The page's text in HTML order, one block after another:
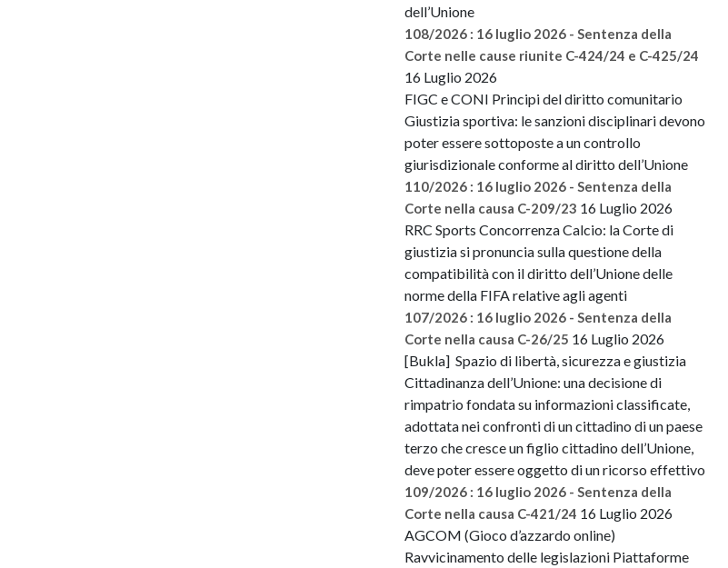
dell’Unione
108/2026 : 16 luglio 2026 - Sentenza della
Corte nelle cause riunite C-424/24 e C-425/24
16 Luglio 2026
FIGC e CONI Principi del diritto comunitario
Giustizia sportiva: le sanzioni disciplinari devono
poter essere sottoposte a un controllo
giurisdizionale conforme al diritto dell’Unione
110/2026 : 16 luglio 2026 - Sentenza della
Corte nella causa C-209/23 16 Luglio 2026
RRC Sports Concorrenza Calcio: la Corte di
giustizia si pronuncia sulla questione della
compatibilità con il diritto dell’Unione delle
norme della FIFA relative agli agenti
107/2026 : 16 luglio 2026 - Sentenza della
Corte nella causa C-26/25 16 Luglio 2026
[Bukla] Spazio di libertà, sicurezza e giustizia
Cittadinanza dell’Unione: una decisione di
rimpatrio fondata su informazioni classificate,
adottata nei confronti di un cittadino di un paese
terzo che cresce un figlio cittadino dell’Unione,
deve poter essere oggetto di un ricorso effettivo
109/2026 : 16 luglio 2026 - Sentenza della
Corte nella causa C-421/24 16 Luglio 2026
AGCOM (Gioco d’azzardo online)
Ravvicinamento delle legislazioni Piattaforme